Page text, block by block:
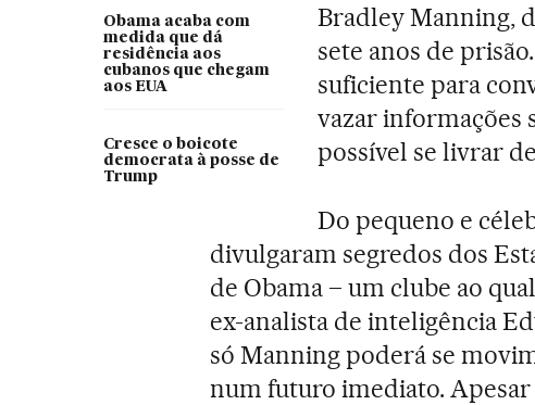
Obama acaba com
medida que dá
residência aos
cubanos que chegam
aos EUA
Cresce o boicote
democrata à posse de
Trump
Bradley Manning,
sete anos de
suficiente para
vazar informações
possível se livrar
Do pequeno e
divulgaram segredos dos
de Obama – um clube ao
ex-analista de inteligência
só Manning poderá se
num futuro imediato.